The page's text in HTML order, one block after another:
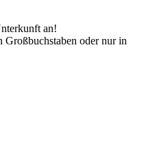
an!
Großbuchstaben oder nur in